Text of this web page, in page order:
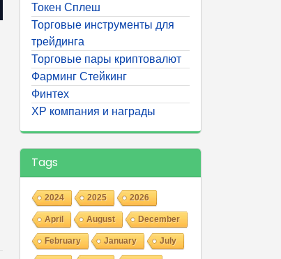
Токен Сплеш
Торговые инструменты для
трейдинга
Торговые пары криптовалют
Фарминг Стейкинг
Финтех
ХР компания и награды
Tags
2024 2025 2026
April August December
February January July